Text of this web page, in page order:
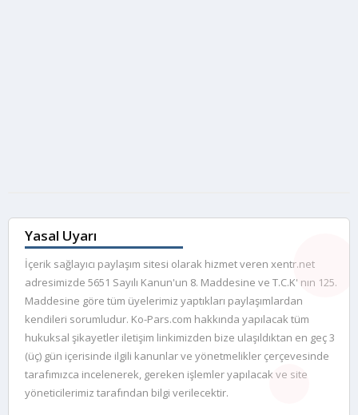
Yasal Uyarı
İçerik sağlayıcı paylaşım sitesi olarak hizmet veren xentr.net
adresimizde 5651 Sayılı Kanun'un 8. Maddesine ve T.C.K' nın 125.
Maddesine göre tüm üyelerimiz yaptıkları paylaşımlardan
kendileri sorumludur. Ko-Pars.com hakkında yapılacak tüm
hukuksal şikayetler iletişim linkimizden bize ulaşıldıktan en geç 3
(üç) gün içerisinde ilgili kanunlar ve yönetmelikler çerçevesinde
tarafımızca incelenerek, gereken işlemler yapılacak ve site
yöneticilerimiz tarafından bilgi verilecektir.